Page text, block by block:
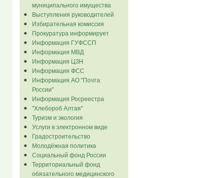
муниципального имущества
Выступления руководителей
Избирательная комиссия
Прокуратура информирует
Информация ГУФССП
Информация МВД
Информация ЦЗН
Информация ФСС
Информация АО "Почта
России"
Информация Росреестра
"Хлебороб Алтая"
Туризм и экология
Услуги в электронном виде
Градостроительство
Молодёжная политика
Социальный фонд России
Территориальный фонд
обязательного медицинского